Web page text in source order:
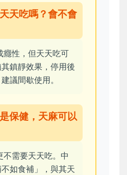
天吃嗎？會不會
癮性，但天天吃可
鎮靜效果，停用後
議間歇使用。
保健，天麻可以
不需要天天吃。中
如食補」，與其天